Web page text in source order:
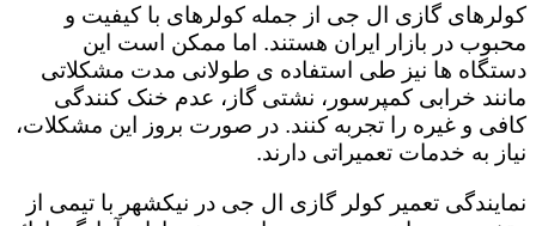
کولرهای گازی ال جی از جمله کولرهای با کیفیت و
محبوب در بازار ایران هستند. اما ممکن است این
دستگاه ها نیز طی استفاده ی طولانی مدت مشکلاتی
مانند خرابی کمپرسور، نشتی گاز، عدم خنک کنندگی
کافی و غیره را تجربه کنند. در صورت بروز این مشکلات،
نیاز به خدمات تعمیراتی دارند.
نمایندگی تعمیر کولر گازی ال جی در نیکشهر با تیمی از